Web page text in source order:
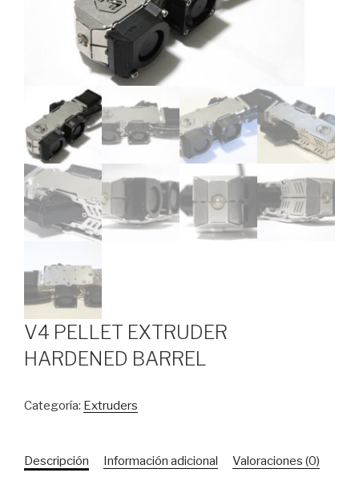
V4 PELLET EXTRUDER
HARDENED BARREL
Categoría: Extruders
Descripción Información adicional Valoraciones (0)